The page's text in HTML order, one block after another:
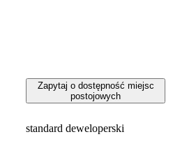
Zapytaj o dostępność miejsc
postojowych
standard deweloperski